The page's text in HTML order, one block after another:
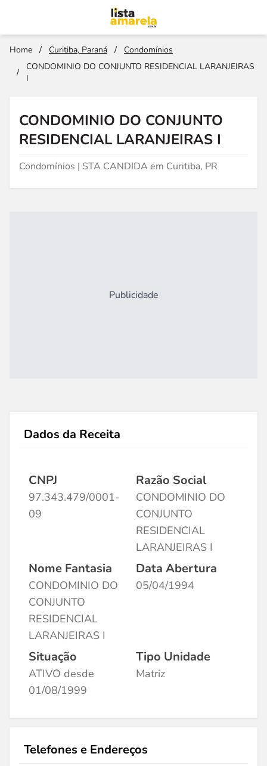
Home / Curitiba, Paraná /
Condomínios
/
CONDOMINIO DO CONJUNTO RESIDENCIAL LARANJEIRAS
I
CONDOMINIO DO CONJUNTO
RESIDENCIAL LARANJEIRAS I
Condomínios | STA CANDIDA em Curitiba, PR
Publicidade
Dados da Receita
CNPJ
97.343.479/0001-
09
Razão Social
CONDOMINIO DO
CONJUNTO
RESIDENCIAL
LARANJEIRAS I
Nome Fantasia
CONDOMINIO DO
CONJUNTO
RESIDENCIAL
LARANJEIRAS I
Data Abertura
05/04/1994
Situação
ATIVO desde
01/08/1999
Tipo Unidade
Matriz
Telefones e Endereços